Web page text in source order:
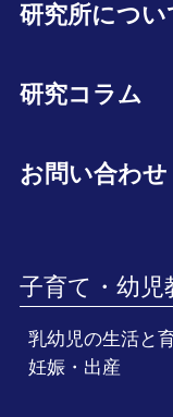
研究所につい
研究コラム
お問い合わせ
子育て・幼児
乳幼児の生活と
妊娠・出産